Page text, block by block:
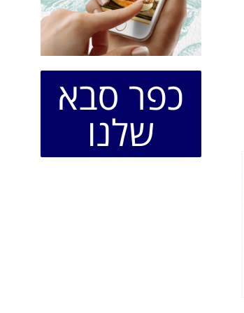
כפר סבא
שלנו